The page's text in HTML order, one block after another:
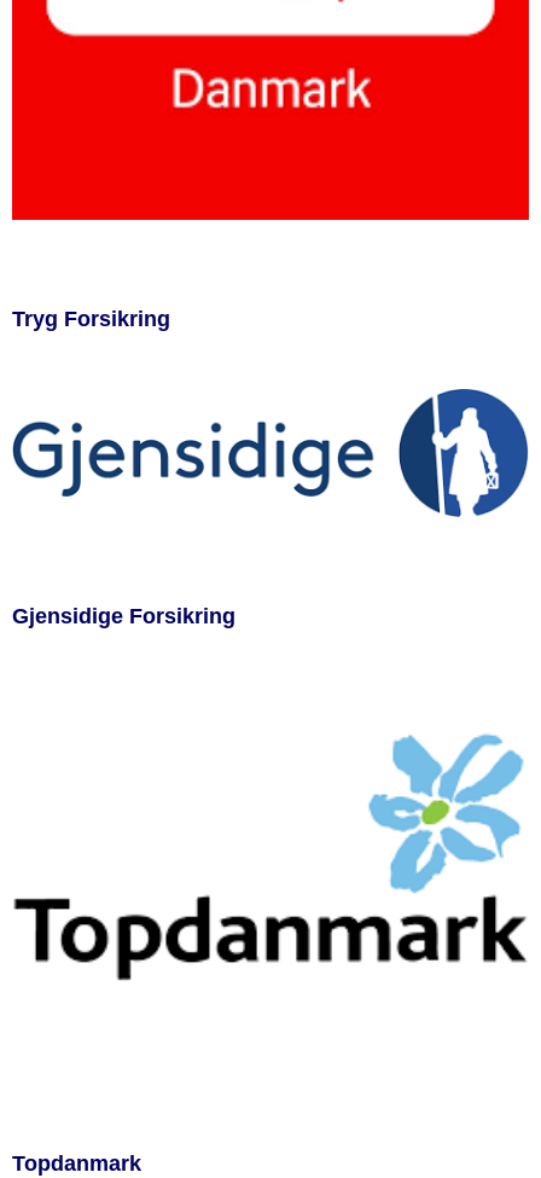
Tryg Forsikring
Gjensidige Forsikring
Topdanmark